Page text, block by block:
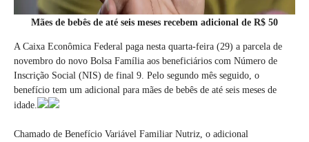
Mães de bebês de até seis meses recebem adicional de R$ 50
A Caixa Econômica Federal paga nesta quarta-feira (29) a parcela de
novembro do novo Bolsa Família aos beneficiários com Número de
Inscrição Social (NIS) de final 9. Pelo segundo mês seguido, o
benefício tem um adicional para mães de bebês de até seis meses de
idade.
Chamado de Benefício Variável Familiar Nutriz, o adicional